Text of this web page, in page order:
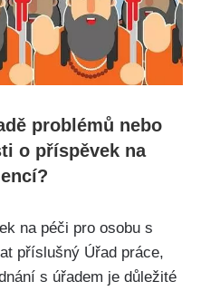
problémů nebo
o příspěvek na
na péči pro osobu s
příslušný Úřad práce,
s úřadem je důležité